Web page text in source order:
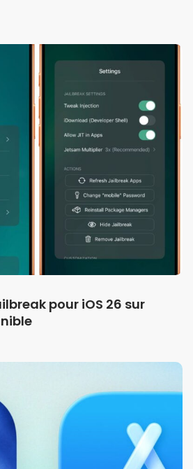
pour iOS 26 sur